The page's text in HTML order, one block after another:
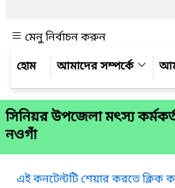
মেনু নির্বাচন করুন
আমাদের সম্পর্কে
সিনিয়র উপজেলা মৎস্য
নওগাঁ
এই কনটেন্টটি শেয়ার করতে ক্লিক